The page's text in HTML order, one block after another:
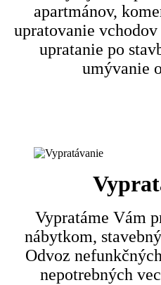
apartmánov,
upratovanie
upratanie po
umývanie
Vypratáme Vám
nábytkom,
Odvoz
nepotrebných